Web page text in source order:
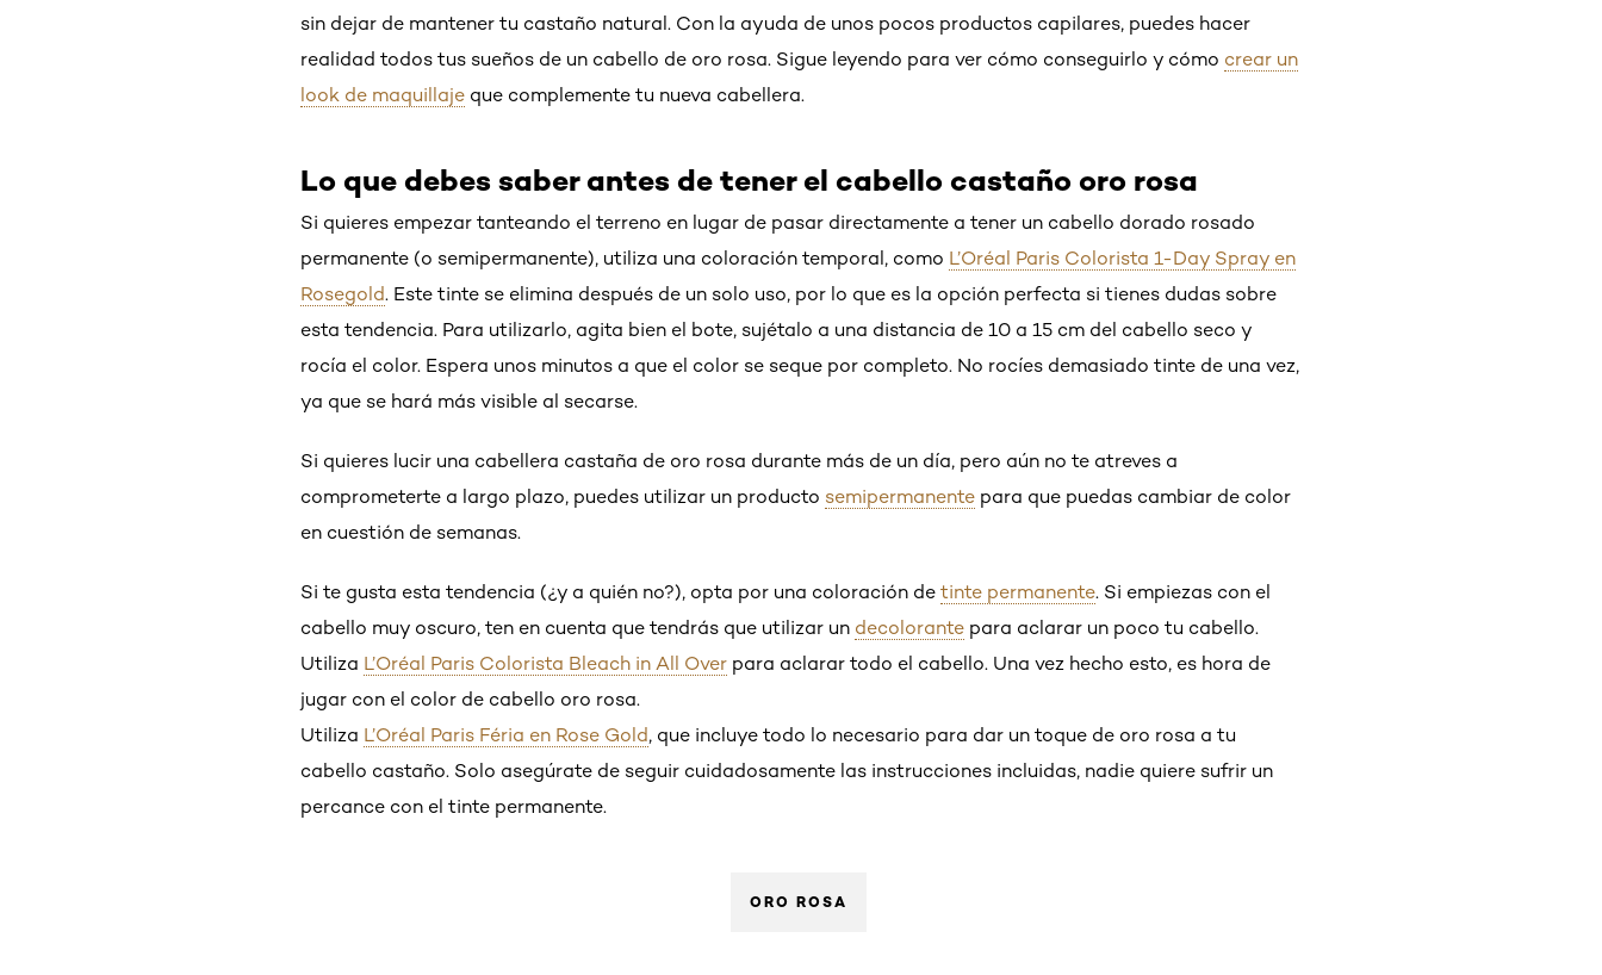
sin dejar de mantener tu castaño natural. Con la ayuda de unos pocos productos capilares, puedes hacer
realidad todos tus sueños de un cabello de oro rosa. Sigue leyendo para ver cómo conseguirlo y cómo crear un
look de maquillaje que complemente tu nueva cabellera.
Lo que debes saber antes de tener el cabello castaño oro rosa
Si quieres empezar tanteando el terreno en lugar de pasar directamente a tener un cabello dorado rosado
permanente (o semipermanente), utiliza una coloración temporal, como L’Oréal Paris Colorista 1-Day Spray en
Rosegold. Este tinte se elimina después de un solo uso, por lo que es la opción perfecta si tienes dudas sobre
esta tendencia. Para utilizarlo, agita bien el bote, sujétalo a una distancia de 10 a 15 cm del cabello seco y
rocía el color. Espera unos minutos a que el color se seque por completo. No rocíes demasiado tinte de una vez,
ya que se hará más visible al secarse.
Si quieres lucir una cabellera castaña de oro rosa durante más de un día, pero aún no te atreves a
comprometerte a largo plazo, puedes utilizar un producto semipermanente para que puedas cambiar de color
en cuestión de semanas.
Si te gusta esta tendencia (¿y a quién no?), opta por una coloración de tinte permanente. Si empiezas con el
cabello muy oscuro, ten en cuenta que tendrás que utilizar un decolorante para aclarar un poco tu cabello.
Utiliza L’Oréal Paris Colorista Bleach in All Over para aclarar todo el cabello. Una vez hecho esto, es hora de
jugar con el color de cabello oro rosa.
Utiliza L’Oréal Paris Féria en Rose Gold, que incluye todo lo necesario para dar un toque de oro rosa a tu
cabello castaño. Solo asegúrate de seguir cuidadosamente las instrucciones incluidas, nadie quiere sufrir un
percance con el tinte permanente.
ORO ROSA